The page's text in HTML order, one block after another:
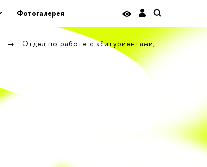
Фотогалерея
Отдел по работе с абитуриентами,